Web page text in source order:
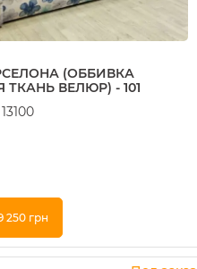
(ОББИВКА
ВЕЛЮР) - 101
13100
250 грн